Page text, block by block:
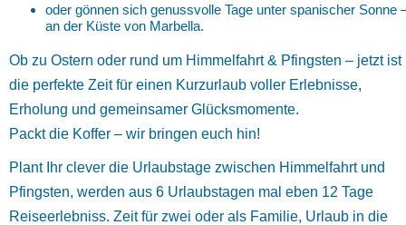
oder gönnen sich genussvolle Tage unter spanischer Sonne
an der Küste von Marbella.
Ob zu Ostern oder rund um Himmelfahrt & Pfingsten – jetzt ist
die perfekte Zeit für einen Kurzurlaub voller Erlebnisse,
Erholung und gemeinsamer Glücksmomente.
Packt die Koffer – wir bringen euch hin!
Plant Ihr clever die Urlaubstage zwischen Himmelfahrt und
Pfingsten, werden aus 6 Urlaubstagen mal eben 12 Tage
Reiseerlebniss. Zeit für zwei oder als Familie, Urlaub in die